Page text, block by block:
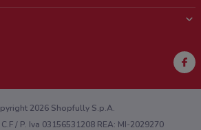
web o sull'app?
2026 Shopfully S.p.A.
/ P. Iva 03156531208 REA: MI-2029270